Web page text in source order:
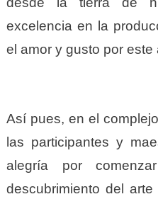
excelencia en la
el amor y gusto por este
Así pues, en el
las participantes y
alegría por
descubrimiento del